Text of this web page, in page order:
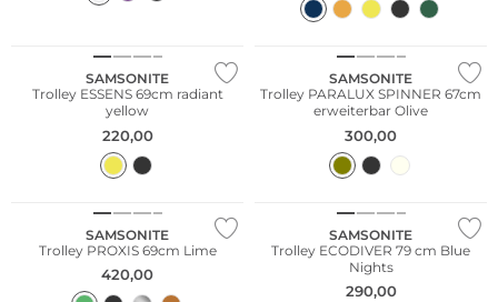
SAMSONITE
Trolley ESSENS 69cm radiant
yellow
220,00
SAMSONITE
Trolley PARALUX SPINNER 67cm
erweiterbar Olive
300,00
SAMSONITE
Trolley PROXIS 69cm Lime
420,00
SAMSONITE
Trolley ECODIVER 79 cm Blue
Nights
290,00